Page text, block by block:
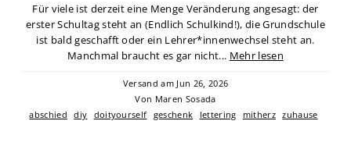
Für viele ist derzeit eine Menge Veränderung angesagt: der
erster Schultag steht an (Endlich Schulkind!), die Grundschule
ist bald geschafft oder ein Lehrer*innenwechsel steht an.
Manchmal braucht es gar nicht... Mehr lesen
Versand am Jun 26, 2026
Von Maren Sosada
abschied
diy doityourself geschenk lettering mitherz zuhause